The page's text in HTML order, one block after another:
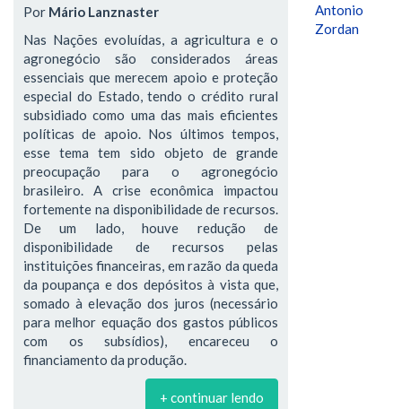
Por Mário Lanznaster
Nas Nações evoluídas, a agricultura e o
agronegócio são considerados áreas
essenciais que merecem apoio e proteção
especial do Estado, tendo o crédito rural
subsidiado como uma das mais eficientes
políticas de apoio. Nos últimos tempos,
esse tema tem sido objeto de grande
preocupação para o agronegócio
brasileiro. A crise econômica impactou
fortemente na disponibilidade de recursos.
De um lado, houve redução de
disponibilidade de recursos pelas
instituições financeiras, em razão da queda
da poupança e dos depósitos à vista que,
somado à elevação dos juros (necessário
para melhor equação dos gastos públicos
com os subsídios), encareceu o
financiamento da produção.
+ continuar lendo
Antonio
Zordan